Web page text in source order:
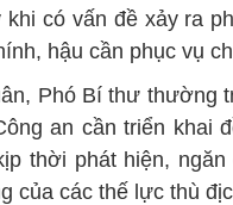
có vấn đề xảy ra
hậu cần phục vụ
Phó Bí thư thường
an cần triển khai
thời phát hiện,
của các thế lực thù